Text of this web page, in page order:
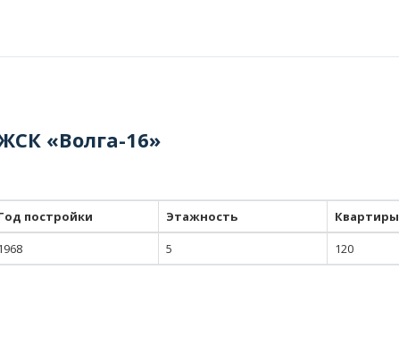
«Волга-16»
постройки Этажность Квартиры
5 120